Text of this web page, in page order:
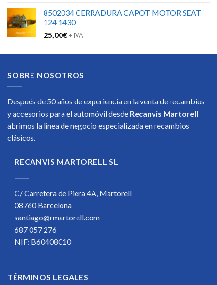
8502034 CERRADURA CAPOT MOTOR SEAT
124 1430
25,00€+ IVA
SOBRE NOSOTROS
Después de 50 años de experiencia en la venta de recambios
y accesorios para el automóvil desde Recanvis Martorell
abrimos la linea de negocio especializada en recambios
clásicos.
RECANVIS MARTORELL SL
C/ Carretera de Piera 4A, Martorell
08760 Barcelona
santiago@rmartorell.com
687 057 276
NIF: B60408010
TÉRMINOS LEGALES